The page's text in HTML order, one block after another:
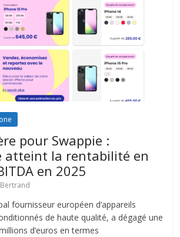
pour Swappie :
atteint la rentabilité en
en 2025
Bertrand
fournisseur européen d’appareils
de haute qualité, a dégagé une
d’euros en termes